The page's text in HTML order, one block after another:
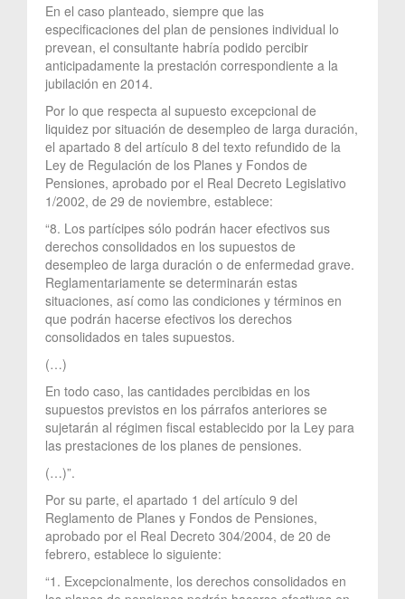
En el caso planteado, siempre que las
especificaciones del plan de pensiones individual lo
prevean, el consultante habría podido percibir
anticipadamente la prestación correspondiente a la
jubilación en 2014.
Por lo que respecta al supuesto excepcional de
liquidez por situación de desempleo de larga duración,
el apartado 8 del artículo 8 del texto refundido de la
Ley de Regulación de los Planes y Fondos de
Pensiones, aprobado por el Real Decreto Legislativo
1/2002, de 29 de noviembre, establece:
“8. Los partícipes sólo podrán hacer efectivos sus
derechos consolidados en los supuestos de
desempleo de larga duración o de enfermedad grave.
Reglamentariamente se determinarán estas
situaciones, así como las condiciones y términos en
que podrán hacerse efectivos los derechos
consolidados en tales supuestos.
(…)
En todo caso, las cantidades percibidas en los
supuestos previstos en los párrafos anteriores se
sujetarán al régimen fiscal establecido por la Ley para
las prestaciones de los planes de pensiones.
(…)”.
Por su parte, el apartado 1 del artículo 9 del
Reglamento de Planes y Fondos de Pensiones,
aprobado por el Real Decreto 304/2004, de 20 de
febrero, establece lo siguiente:
“1. Excepcionalmente, los derechos consolidados en